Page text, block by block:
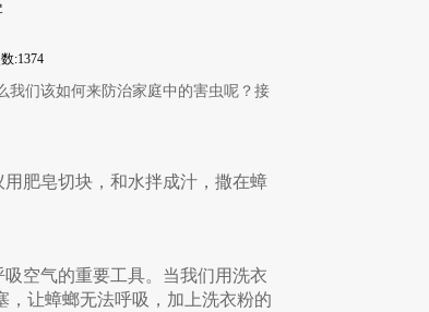
:1374
我们该如何来防治家庭中的害虫呢？接
肥皂切块，和水拌成汁，撒在蟑
空气的重要工具。当我们用洗衣
让蟑螂无法呼吸，加上洗衣粉的